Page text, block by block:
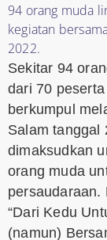
94 orang muda
kegiatan
2022.
Sekitar 94
dari 70
berkumpul
Salam tanggal
dimaksudkan
orang muda
persaudaraan.
“Dari Kedu
(namun)